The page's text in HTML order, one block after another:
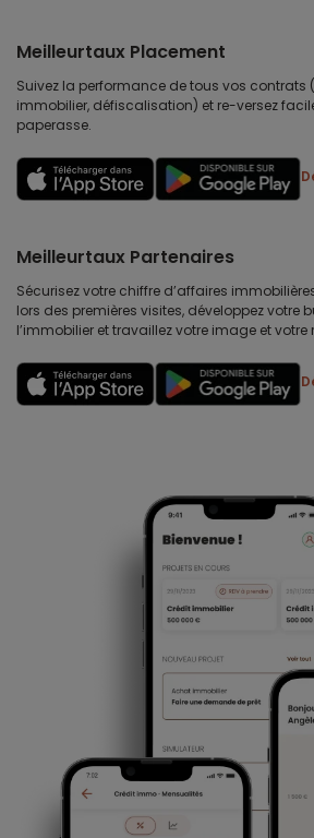
Meilleurtaux Placement
Suivez la performance de tous vos contrats
immobilier, défiscalisation) et re-versez
paperasse.
Meilleurtaux Partenaires
Sécurisez votre chiffre d’affaires
lors des premières visites, développez votre
l’immobilier et travaillez votre image et votre